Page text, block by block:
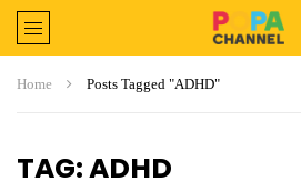
Home Posts Tagged "ADHD"
TAG: ADHD